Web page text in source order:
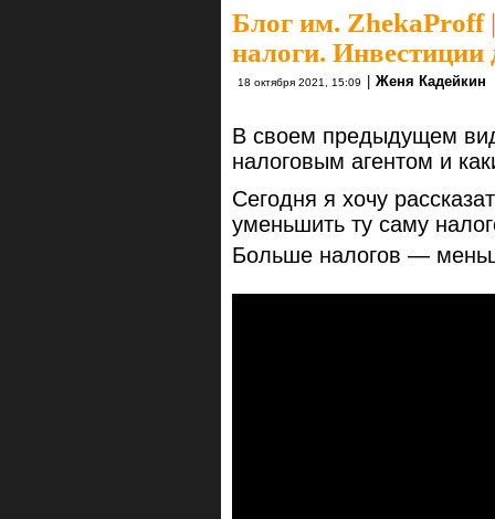
Блог им. ZhekaProff|
налоги.
18 октября 2021, 15:09 | Женя Кадейкин
В своем предыдущем
налоговым агентом и
Сегодня я хочу
уменьшить ту саму
Больше налогов —